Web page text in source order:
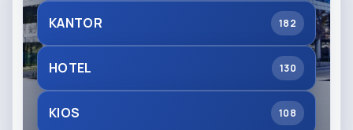
KANTOR 182
HOTEL 130
KIOS 108